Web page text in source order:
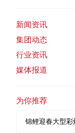
新闻资讯
集团动态
行业资讯
媒体报道
为你推荐
锦鲤迎春大型